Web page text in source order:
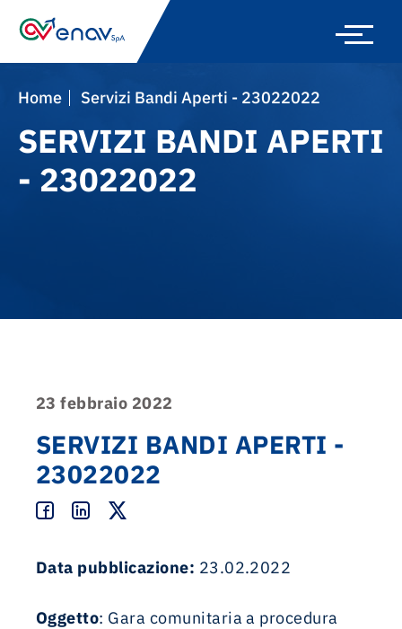
Home Servizi Bandi Aperti - 23022022
SERVIZI BANDI APERTI
- 23022022
23 febbraio 2022
SERVIZI BANDI APERTI -
23022022
Data pubblicazione: 23.02.2022
Oggetto: Gara comunitaria a procedura